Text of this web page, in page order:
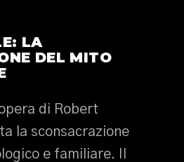
LA
DEL MITO
di Robert
la sconsacrazione
e familiare. Il